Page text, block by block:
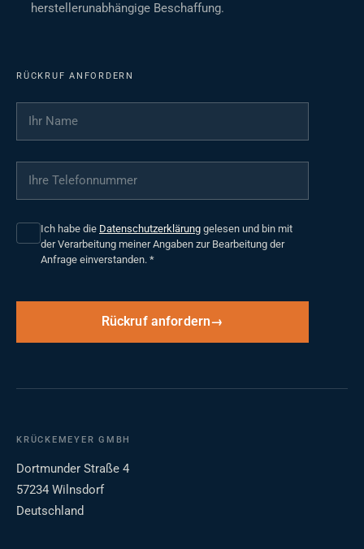
herstellerunabhängige Beschaffung.
RÜCKRUF ANFORDERN
Ihr Name
Ihre Telefonnummer
Ich habe die Datenschutzerklärung gelesen und bin mit
der Verarbeitung meiner Angaben zur Bearbeitung der
Anfrage einverstanden. *
Rückruf anfordern
KRÜCKEMEYER GMBH
Dortmunder Straße 4
57234 Wilnsdorf
Deutschland